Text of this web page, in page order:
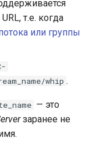
т.е. когда
или группы
whip .
— это
заранее не